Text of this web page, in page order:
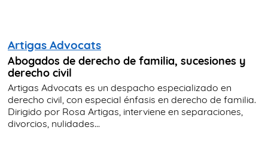
Artigas Advocats
Abogados de derecho de familia, sucesiones y
derecho civil
Artigas Advocats es un despacho especializado en
derecho civil, con especial énfasis en derecho de familia.
Dirigido por Rosa Artigas, interviene en separaciones,
divorcios, nulidades...